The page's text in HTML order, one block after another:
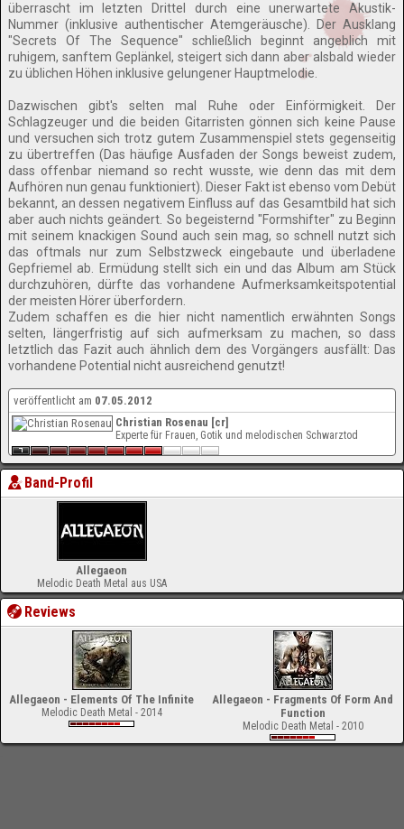
überrascht im letzten Drittel durch eine unerwartete Akustik-
Nummer (inklusive authentischer Atemgeräusche). Der Ausklang
"Secrets Of The Sequence" schließlich beginnt angeblich mit
ruhigem, sanftem Geplänkel, steigert sich dann aber alsbald wieder
zu üblichen Höhen inklusive gelungener Hauptmelodie.
Dazwischen gibt's selten mal Ruhe oder Einförmigkeit. Der
Schlagzeuger und die beiden Gitarristen gönnen sich keine Pause
und versuchen sich trotz gutem Zusammenspiel stets gegenseitig
zu übertreffen (Das häufige Ausfaden der Songs beweist zudem,
dass offenbar niemand so recht wusste, wie denn das mit dem
Aufhören nun genau funktioniert). Dieser Fakt ist ebenso vom Debüt
bekannt, an dessen negativem Einfluss auf das Gesamtbild hat sich
aber auch nichts geändert. So begeisternd "Formshifter" zu Beginn
mit seinem knackigen Sound auch sein mag, so schnell nutzt sich
das oftmals nur zum Selbstzweck eingebaute und überladene
Gepfriemel ab. Ermüdung stellt sich ein und das Album am Stück
durchzuhören, dürfte das vorhandene Aufmerksamkeitspotential
der meisten Hörer überfordern.
Zudem schaffen es die hier nicht namentlich erwähnten Songs
selten, längerfristig auf sich aufmerksam zu machen, so dass
letztlich das Fazit auch ähnlich dem des Vorgängers ausfällt: Das
vorhandene Potential nicht ausreichend genutzt!
veröffentlicht am 07.05.2012
Christian Rosenau [cr]
Experte für Frauen, Gotik und melodischen Schwarztod
Band-Profil
Allegaeon
Melodic Death Metal aus USA
Reviews
Allegaeon - Elements Of The Infinite
Melodic Death Metal - 2014
Allegaeon - Fragments Of Form And
Function
Melodic Death Metal - 2010